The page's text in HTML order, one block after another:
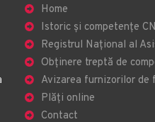
Home
Istoric și competențe
Registrul Național al
Obținere treptă de
Avizarea furnizorilor de
Plăți online
Contact